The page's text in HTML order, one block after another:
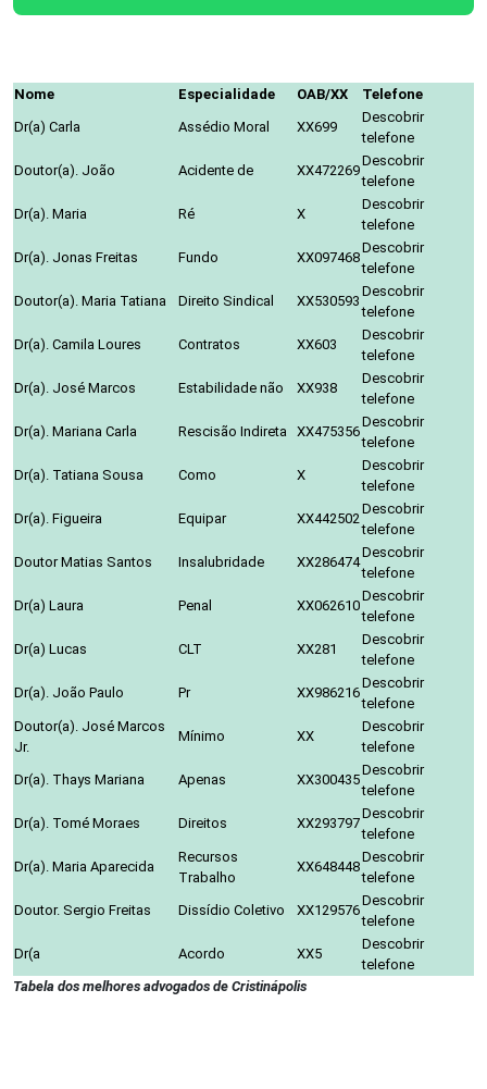
Nome Especialidade OAB/XX
Telefone
Dr(a) Carla
Assédio Moral XX699
Descobrir
telefone
Doutor(a). João
Acidente de XX472269
Descobrir
telefone
Dr(a). Maria
Ré X
Descobrir
telefone
Dr(a). Jonas Freitas
Fundo XX097468
Descobrir
telefone
Doutor(a). Maria Tatiana
Direito Sindical XX530593
Descobrir
telefone
Dr(a). Camila Loures
Contratos XX603
Descobrir
telefone
Dr(a). José Marcos
Estabilidade não XX938
Descobrir
telefone
Dr(a). Mariana Carla
Rescisão Indireta XX475356
Descobrir
telefone
Dr(a). Tatiana Sousa
Como X
Descobrir
telefone
Dr(a). Figueira
Equipar XX442502
Descobrir
telefone
Doutor Matias Santos
Insalubridade XX286474
Descobrir
telefone
Dr(a) Laura
Penal XX062610
Descobrir
telefone
Dr(a) Lucas
CLT XX281
Descobrir
telefone
Dr(a). João Paulo
Pr XX986216
Descobrir
telefone
Doutor(a). José Marcos
Jr.
Mínimo XX
Descobrir
telefone
Dr(a). Thays Mariana
Apenas XX300435
Descobrir
telefone
Dr(a). Tomé Moraes
Direitos XX293797
Descobrir
telefone
Dr(a). Maria Aparecida
Recursos
Trabalho
XX648448
Descobrir
telefone
Doutor. Sergio Freitas
Dissídio Coletivo XX129576
Descobrir
telefone
Dr(a
Acordo XX5
Descobrir
telefone
Tabela dos melhores advogados de Cristinápolis